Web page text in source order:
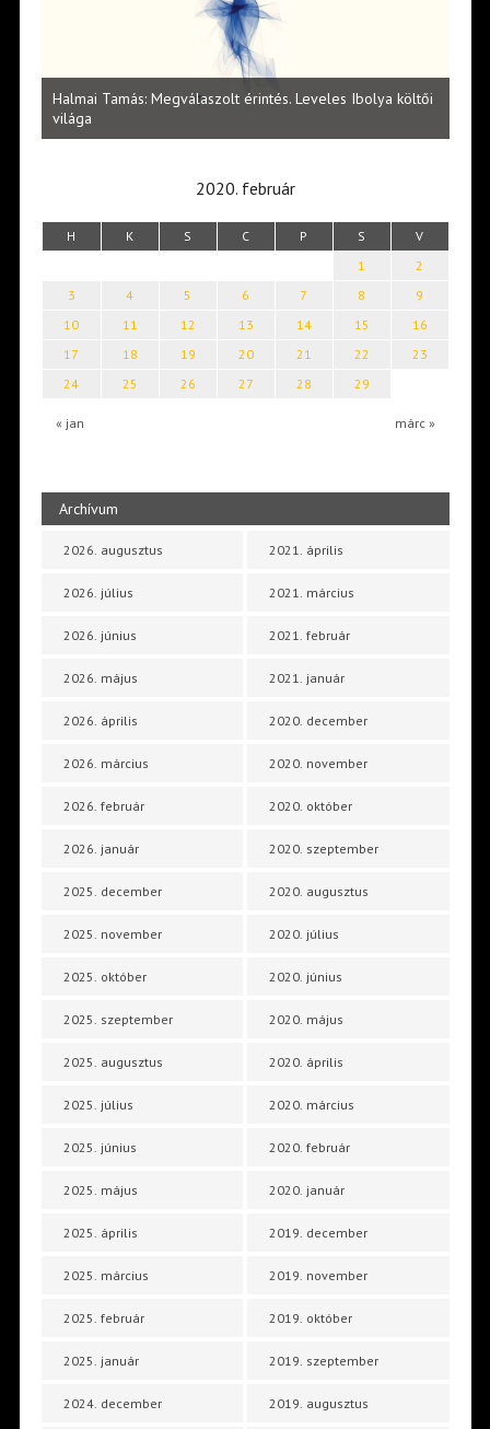
Halmai Tamás: Megválaszolt érintés. Leveles Ibolya költői
világa
2020. február
H K S C P S V
« jan márc »
1
2
3
4 5 6 7 8
9
10
11 12 13 14 15
16
17
18 19 20 21 22
23
24
25 26 27 28 29
Archívum
2026. augusztus
2026. július
2026. június
2026. május
2026. április
2026. március
2026. február
2026. január
2025. december
2025. november
2025. október
2025. szeptember
2025. augusztus
2025. július
2025. június
2025. május
2025. április
2025. március
2025. február
2025. január
2024. december
2021. április
2021. március
2021. február
2021. január
2020. december
2020. november
2020. október
2020. szeptember
2020. augusztus
2020. július
2020. június
2020. május
2020. április
2020. március
2020. február
2020. január
2019. december
2019. november
2019. október
2019. szeptember
2019. augusztus